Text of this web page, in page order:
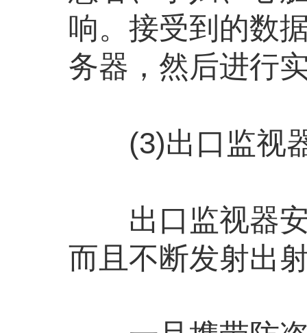
响。接受到的数
务器，然后进行
(3)出口监视
出口监视器安
而且不断发射出